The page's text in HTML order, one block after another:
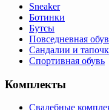
Sneaker
Ботинки
Бутсы
Повседневная
Сандалии и
Спортивная обувь
Комплекты
Свадебные